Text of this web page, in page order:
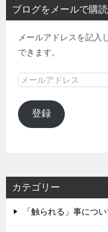
ブログをメールで購読
メールアドレスを記入
できます。
メ
ル
ア
登録
カテゴリー
「触られる」事につ